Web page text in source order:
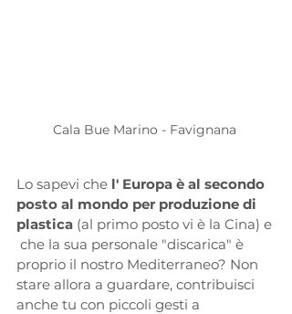
Cala Bue Marino - Favignana
Lo sapevi che l' Europa è al secondo
posto al mondo per produzione di
plastica (al primo posto vi è la Cina) e
che la sua personale "discarica" è
proprio il nostro Mediterraneo? Non
stare allora a guardare, contribuisci
anche tu con piccoli gesti a